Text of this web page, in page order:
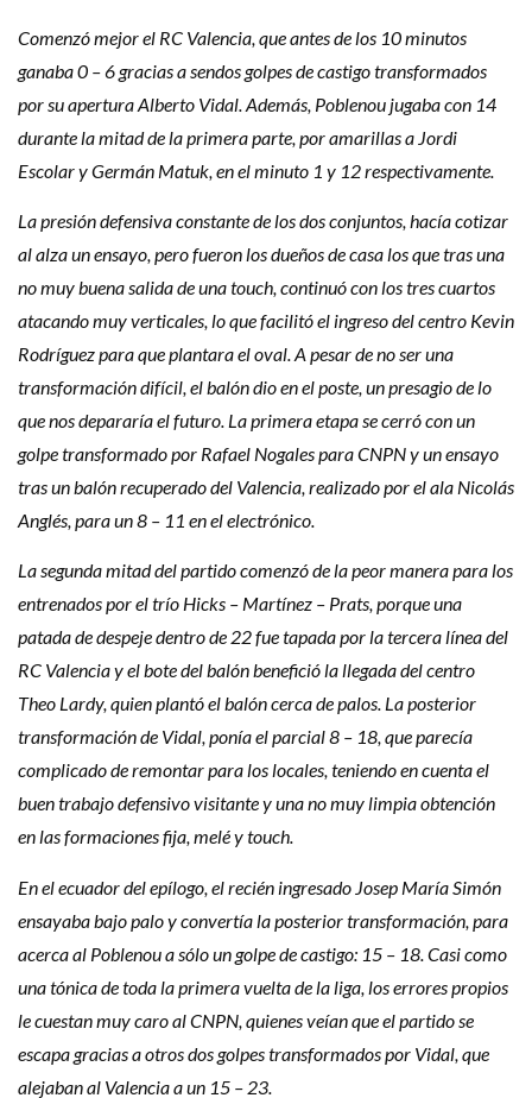
Comenzó mejor el RC Valencia, que antes de los 10 minutos
ganaba 0 – 6 gracias a sendos golpes de castigo transformados
por su apertura Alberto Vidal. Además, Poblenou jugaba con 14
durante la mitad de la primera parte, por amarillas a Jordi
Escolar y Germán Matuk, en el minuto 1 y 12 respectivamente.
La presión defensiva constante de los dos conjuntos, hacía cotizar
al alza un ensayo, pero fueron los dueños de casa los que tras una
no muy buena salida de una touch, continuó con los tres cuartos
atacando muy verticales, lo que facilitó el ingreso del centro Kevin
Rodríguez para que plantara el oval. A pesar de no ser una
transformación difícil, el balón dio en el poste, un presagio de lo
que nos depararía el futuro. La primera etapa se cerró con un
golpe transformado por Rafael Nogales para CNPN y un ensayo
tras un balón recuperado del Valencia, realizado por el ala Nicolás
Anglés, para un 8 – 11 en el electrónico.
La segunda mitad del partido comenzó de la peor manera para los
entrenados por el trío Hicks – Martínez – Prats, porque una
patada de despeje dentro de 22 fue tapada por la tercera línea del
RC Valencia y el bote del balón benefició la llegada del centro
Theo Lardy, quien plantó el balón cerca de palos. La posterior
transformación de Vidal, ponía el parcial 8 – 18, que parecía
complicado de remontar para los locales, teniendo en cuenta el
buen trabajo defensivo visitante y una no muy limpia obtención
en las formaciones fija, melé y touch.
En el ecuador del epílogo, el recién ingresado Josep María Simón
ensayaba bajo palo y convertía la posterior transformación, para
acerca al Poblenou a sólo un golpe de castigo: 15 – 18. Casi como
una tónica de toda la primera vuelta de la liga, los errores propios
le cuestan muy caro al CNPN, quienes veían que el partido se
escapa gracias a otros dos golpes transformados por Vidal, que
alejaban al Valencia a un 15 – 23.